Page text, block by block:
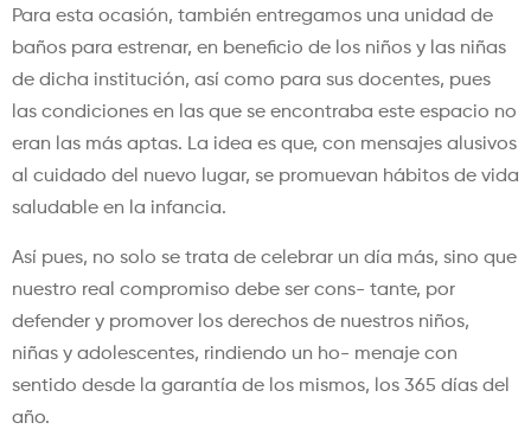
Para esta ocasión, también entregamos una unidad de
baños para estrenar, en beneficio de los niños y las niñas
de dicha institución, así como para sus docentes, pues
las condiciones en las que se encontraba este espacio no
eran las más aptas. La idea es que, con mensajes alusivos
al cuidado del nuevo lugar, se promuevan hábitos de vida
saludable en la infancia.
Así pues, no solo se trata de celebrar un día más, sino que
nuestro real compromiso debe ser cons- tante, por
defender y promover los derechos de nuestros niños,
niñas y adolescentes, rindiendo un ho- menaje con
sentido desde la garantía de los mismos, los 365 días del
año.